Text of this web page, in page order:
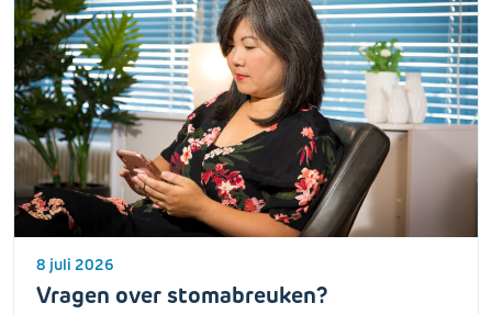
8 juli 2026
Vragen over stomabreuken?